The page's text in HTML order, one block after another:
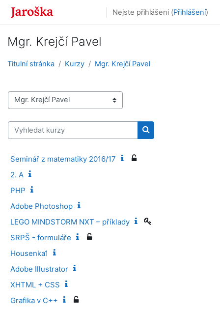
Přejít k hlavnímu obsahu
Nejste přihlášeni (Přihlášení)
Mgr. Krejčí Pavel
Titulní stránka Kurzy Mgr. Krejčí Pavel
Kategorie kurzů
Vyhledat kurzy
Vyhledat kurzy
Seminář z matematiky 2016/17
2. A
PHP
Adobe Photoshop
LEGO MINDSTORM NXT – příklady
SRPŠ - formuláře
Housenka1
Adobe Illustrator
XHTML + CSS
Grafika v C++